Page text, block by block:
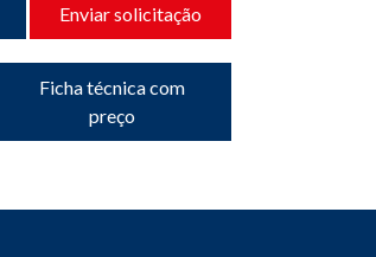
Enviar solicitação
Ficha técnica com
preço